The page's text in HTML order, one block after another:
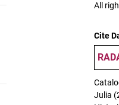
All
Cite
Julia